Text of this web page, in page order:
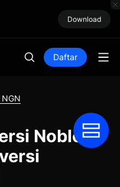
Download
Daftar
Noble